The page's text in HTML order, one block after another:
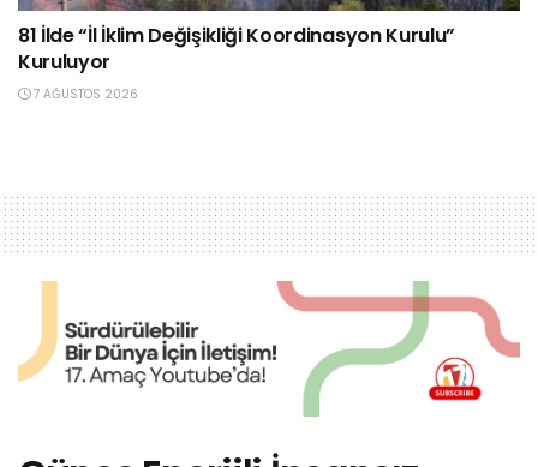
81 İlde “İl İklim Değişikliği Koordinasyon Kurulu”
Kuruluyor
7 AĞUSTOS 2026